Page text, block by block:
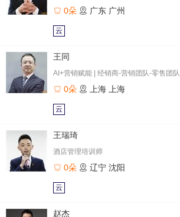
0朵 广东 广州
云
王同
AI+营销赋能 | 经销商-营销团队-零售团队
0朵 上海 上海
云
王瑞琦
酒店管理培训师
0朵 辽宁 沈阳
云
赵杰